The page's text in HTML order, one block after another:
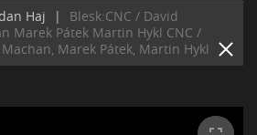
Haj |
Blesk:CNC / David
Marek Pátek Martin Hykl CNC /
Marek Pátek, Martin Hykl